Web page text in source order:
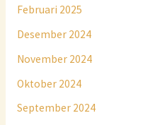
Februari 2025
Desember 2024
November 2024
Oktober 2024
September 2024